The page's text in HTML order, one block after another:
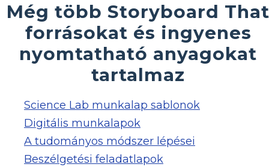
Még több Storyboard That
forrásokat és ingyenes
nyomtatható anyagokat
tartalmaz
Science Lab munkalap sablonok
Digitális munkalapok
A tudományos módszer lépései
Beszélgetési feladatlapok